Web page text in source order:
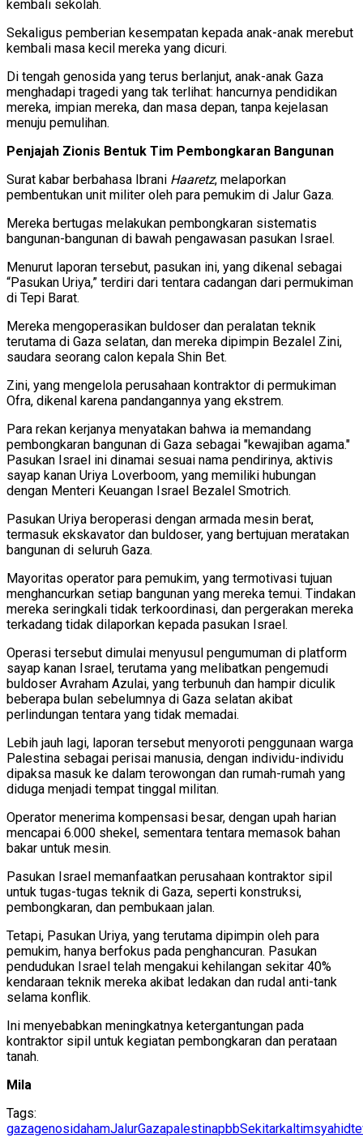
kembali sekolah.
Sekaligus pemberian kesempatan kepada anak-anak merebut
kembali masa kecil mereka yang dicuri.
Di tengah genosida yang terus berlanjut, anak-anak Gaza
menghadapi tragedi yang tak terlihat: hancurnya pendidikan
mereka, impian mereka, dan masa depan, tanpa kejelasan
menuju pemulihan.
Penjajah Zionis Bentuk Tim Pembongkaran Bangunan
Surat kabar berbahasa Ibrani Haaretz, melaporkan
pembentukan unit militer oleh para pemukim di Jalur Gaza.
Mereka bertugas melakukan pembongkaran sistematis
bangunan-bangunan di bawah pengawasan pasukan Israel.
Menurut laporan tersebut, pasukan ini, yang dikenal sebagai
“Pasukan Uriya,” terdiri dari tentara cadangan dari permukiman
di Tepi Barat.
Mereka mengoperasikan buldoser dan peralatan teknik
terutama di Gaza selatan, dan mereka dipimpin Bezalel Zini,
saudara seorang calon kepala Shin Bet.
Zini, yang mengelola perusahaan kontraktor di permukiman
Ofra, dikenal karena pandangannya yang ekstrem.
Para rekan kerjanya menyatakan bahwa ia memandang
pembongkaran bangunan di Gaza sebagai "kewajiban agama."
Pasukan Israel ini dinamai sesuai nama pendirinya, aktivis
sayap kanan Uriya Loverboom, yang memiliki hubungan
dengan Menteri Keuangan Israel Bezalel Smotrich.
Pasukan Uriya beroperasi dengan armada mesin berat,
termasuk ekskavator dan buldoser, yang bertujuan meratakan
bangunan di seluruh Gaza.
Mayoritas operator para pemukim, yang termotivasi tujuan
menghancurkan setiap bangunan yang mereka temui. Tindakan
mereka seringkali tidak terkoordinasi, dan pergerakan mereka
terkadang tidak dilaporkan kepada pasukan Israel.
Operasi tersebut dimulai menyusul pengumuman di platform
sayap kanan Israel, terutama yang melibatkan pengemudi
buldoser Avraham Azulai, yang terbunuh dan hampir diculik
beberapa bulan sebelumnya di Gaza selatan akibat
perlindungan tentara yang tidak memadai.
Lebih jauh lagi, laporan tersebut menyoroti penggunaan warga
Palestina sebagai perisai manusia, dengan individu-individu
dipaksa masuk ke dalam terowongan dan rumah-rumah yang
diduga menjadi tempat tinggal militan.
Operator menerima kompensasi besar, dengan upah harian
mencapai 6.000 shekel, sementara tentara memasok bahan
bakar untuk mesin.
Pasukan Israel memanfaatkan perusahaan kontraktor sipil
untuk tugas-tugas teknik di Gaza, seperti konstruksi,
pembongkaran, dan pembukaan jalan.
Tetapi, Pasukan Uriya, yang terutama dipimpin oleh para
pemukim, hanya berfokus pada penghancuran. Pasukan
pendudukan Israel telah mengakui kehilangan sekitar 40%
kendaraan teknik mereka akibat ledakan dan rudal anti-tank
selama konflik.
Ini menyebabkan meningkatnya ketergantungan pada
kontraktor sipil untuk kegiatan pembongkaran dan perataan
tanah.
Mila
Tags:
gazagenosidahamJalurGazapalestinapbbSekitarkaltimsyahid